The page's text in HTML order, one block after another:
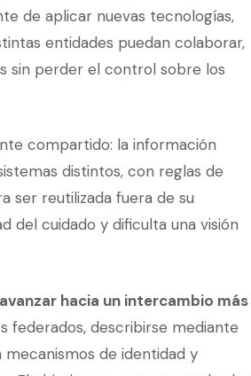
de aplicar nuevas tecnologías,
entidades puedan colaborar,
sin perder el control sobre los
compartido: la información
distintos, con reglas de
ser reutilizada fuera de su
del cuidado y dificulta una visión
hacia un intercambio más
federados, describirse mediante
mecanismos de identidad y